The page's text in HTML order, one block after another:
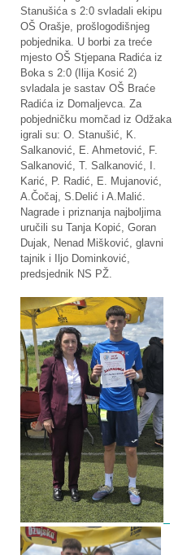
Stanušića s 2:0 svladali ekipu
OŠ Orašje, prošlogodišnjeg
pobjednika. U borbi za treće
mjesto OŠ Stjepana Radića iz
Boka s 2:0 (Ilija Kosić 2)
svladala je sastav OŠ Braće
Radića iz Domaljevca. Za
pobjedničku momčad iz Odžaka
igrali su: O. Stanušić, K.
Salkanović, E. Ahmetović, F.
Salkanović, T. Salkanović, I.
Karić, P. Radić, E. Mujanović,
A.Čočaj, S.Delić i A.Malić.
Nagrade i priznanja najboljima
uručili su Tanja Kopić, Goran
Dujak, Nenad Mišković, glavni
tajnik i Iljo Dominković,
predsjednik NS PŽ.